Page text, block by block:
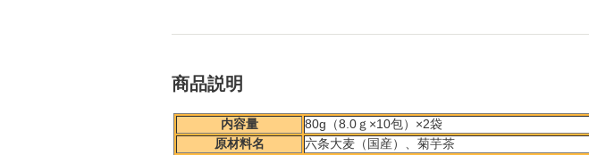
商品説明
内容量
80g（8.0ｇ×10包）×2袋
原材料名
六条大麦（国産）、菊芋茶